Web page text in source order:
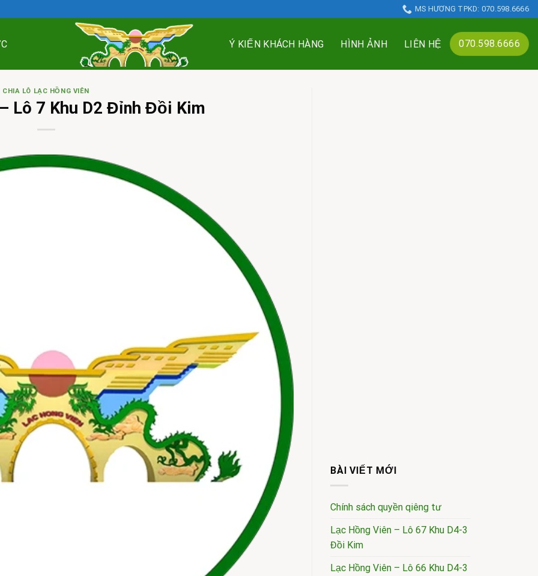
MS HƯƠNG TPKD: 070.598.6666
Ý KIẾN KHÁCH HÀNG HÌNH ẢNH LIÊN HỆ 070.598.6666
CHIA LÔ LẠC HỒNG VIÊN
Lô 7 Khu D2 Đỉnh Đồi Kim
BÀI VIẾT MỚI
Chính sách quyền qiêng tư
Lạc Hồng Viên – Lô 67 Khu D4-3
Đồi Kim
Lạc Hồng Viên – Lô 66 Khu D4-3